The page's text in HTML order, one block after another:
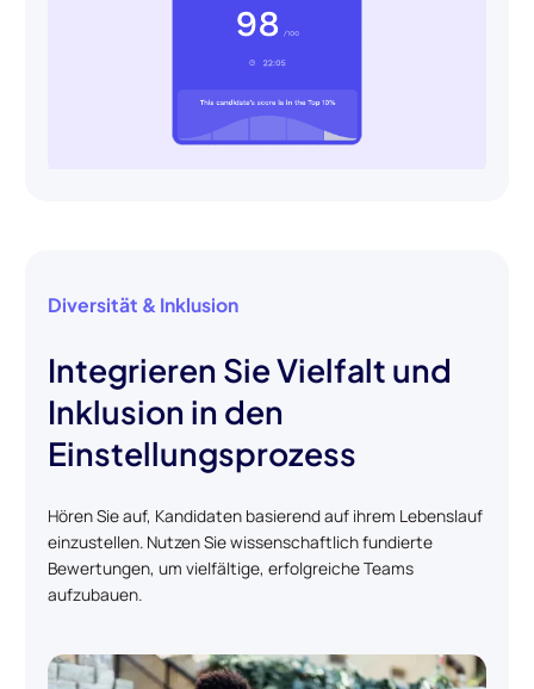
Diversität & Inklusion
Integrieren Sie Vielfalt und
Inklusion in den
Einstellungsprozess
Hören Sie auf, Kandidaten basierend auf ihrem Lebenslauf
einzustellen. Nutzen Sie wissenschaftlich fundierte
Bewertungen, um vielfältige, erfolgreiche Teams
aufzubauen.